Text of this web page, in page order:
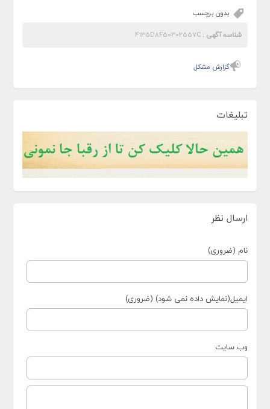
بدون برچسب
شناسه آگهی : 4135D8F50302557C
گزارش مشکل
تبلیغات
ارسال نظر
نام (ضروری)
ایمیل(نمایش داده نمی شود) (ضروری)
وب سایت